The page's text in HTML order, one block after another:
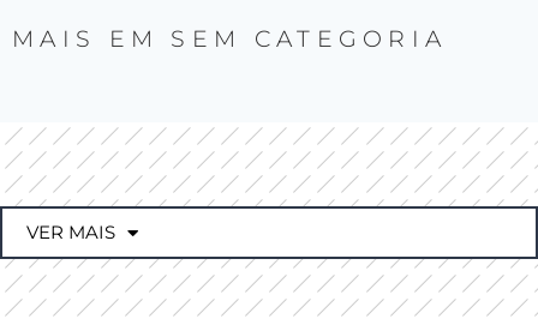
MAIS EM SEM CATEGORIA
VER MAIS